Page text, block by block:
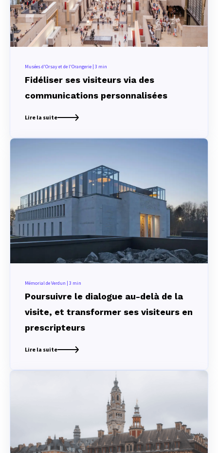
Musées d'Orsay et de l'Orangerie | 3 min
Fidéliser ses visiteurs via des
communications personnalisées
Lire la suite
Mémorial de Verdun | 3 min
Poursuivre le dialogue au-delà de la
visite, et transformer ses visiteurs en
prescripteurs
Lire la suite